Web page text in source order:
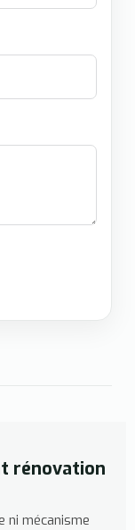
rénovation
ni mécanisme